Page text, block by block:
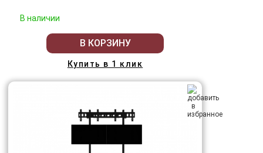
В наличии
В КОРЗИНУ
Купить в 1 клик